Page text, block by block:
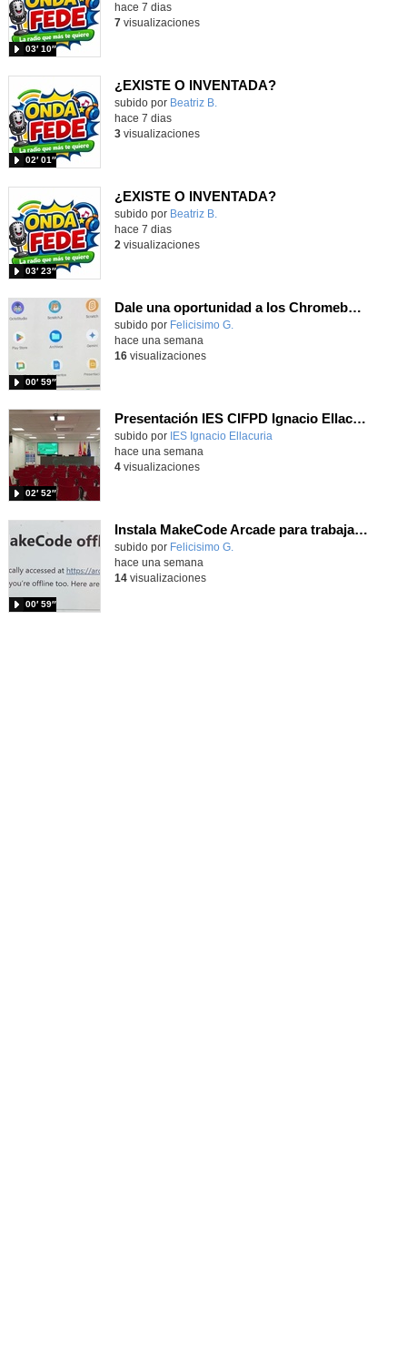
03′ 10″
hace 7 dias
7visualizaciones
¿EXISTE O INVENTADA?
Contenido educativo.
subido por Beatriz B.
02′ 01″
hace 7 dias
3visualizaciones
¿EXISTE O INVENTADA?
Contenido educativo.
subido por Beatriz B.
03′ 23″
hace 7 dias
2 visualizaciones
Dale una oportunidad a los Chromebooks y utiliza un proyector para realizar talleres si no tienes pantallas táctiles
Contenido educativo.
subido por Felicisimo G.
00′ 59″
hace una semana
16visualizaciones
Presentación IES CIFPD Ignacio Ellacuría
Contenido educativo.
subido por IES Ignacio Ellacuria
02′ 52″
hace una semana
4visualizaciones
Instala MakeCode Arcade para trabajar offline en tu tablet, ordenador, Chromebook
Contenido educativo.
subido por Felicisimo G.
00′ 59″
hace una semana
14visualizaciones